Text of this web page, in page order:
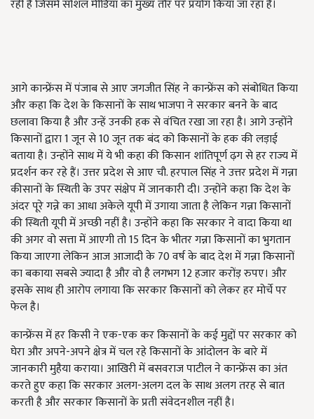
रही है जिसमें सोशल मीडिया का मुख्य तौर पर प्रयोग किया जा रहा है।
आगे कान्फ्रेंस में पंजाब से आए जगजीत सिंह ने कान्फ्रेंस को संबोधित किया
और कहा कि देश के किसानों के साथ भाजपा ने सरकार बनने के बाद
छलावा किया है और उन्हें उनकी हक से वंचित रखा जा रहा है। आगे उन्होंने
किसानों द्वारा 1 जून से 10 जून तक बंद को किसानों के हक की लड़ाई
बताया है। उन्होंने साथ में ये भी कहा की किसान शांतिपूर्ण ढ़ग से हर राज्य में
प्रदर्शन कर रहे हैं। उत्तर प्रदेश से आए चौ. हरपाल सिंह ने उत्तर प्रदेश में गन्ना
कीसानों के स्थिती के उपर संक्षेप में जानकारी दी। उन्होंने कहा कि देश के
अंदर पूरे गन्ने का आधा अकेले यूपी में उगाया जाता है लेकिन गन्ना किसानों
की स्थिती यूपी में अच्छी नहीं है। उन्होंने कहा कि सरकार ने वादा किया था
की अगर वो सत्ता में आएगी तो 15 दिन के भीतर गन्ना किसानों का भुगतान
किया जाएगा लेकिन आज आजादी के 70 वर्ष के बाद देश में गन्ना किसानों
का बकाया सबसे ज्यादा है और वो है लगभग 12 हजार करोंड़ रुपए। और
इसके साथ ही आरोप लगाया कि सरकार किसानों को लेकर हर मोर्चे पर
फेल है।
कान्फ्रेंस में हर किसी ने एक-एक कर किसानों के कई मुद्दों पर सरकार को
घेरा और अपने-अपने क्षेत्र में चल रहे किसानों के आंदोलन के बारे में
जानकारी मुहैया कराया। आखिरी में बसवराज पाटील ने कान्फ्रेंस का अंत
करते हुए कहा कि सरकार अलग-अलग दल के साथ अलग तरह से बात
करती है और सरकार किसानों के प्रती संवेदनशील नहीं है।